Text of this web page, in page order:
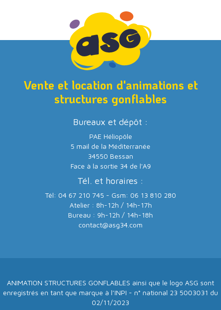
Vente et location d'animations et
structures gonflables
Bureaux et dépôt :
PAE Héliopôle
5 mail de la Méditerranée
34550 Bessan
Face à la sortie 34 de l'A9
Tél. et horaires :
Tél: 04 67 210 745 - Gsm: 06 13 810 280
Atelier : 8h-12h / 14h-17h
Bureau : 9h-12h / 14h-18h
contact@asg34.com
ANIMATION STRUCTURES GONFLABLES ainsi que le logo ASG sont
enregistrés en tant que marque à l’INPI - n° national 23 5003031 du
02/11/2023